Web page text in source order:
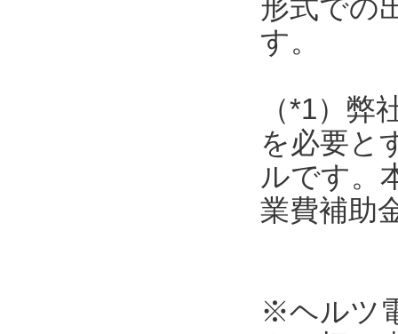
形式での
す。
（*1）
を必要と
ルです。
業費補助
※ヘルツ